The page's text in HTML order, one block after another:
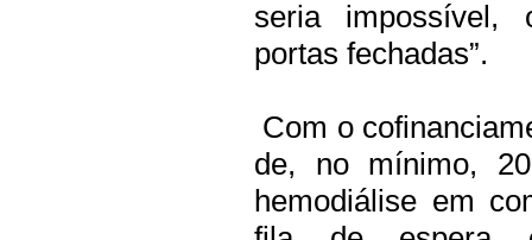
seria impossível,
portas fechadas”.
Com o
de, no mínimo,
hemodiálise em